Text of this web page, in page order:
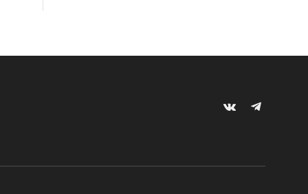
VKontakteTelegram